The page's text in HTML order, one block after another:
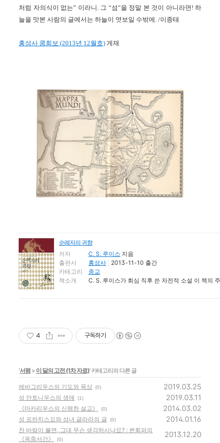
처럼 자의식이 없는” 이라니. 그 “섬”을 정말 본 것이 아니라면! 하
늘을 맛본 사람의 글에서는 하늘이 엿보일 수밖에. /이종태
홍성사 쿰회보 (2013년 12월호) 게재
순례자의 귀향
저자
C. S. 루이스 지음
출판사
홍성사
2013-11-10 출간
카테고리
종교
책소개
C. S. 루이스가 회심 직후 쓴 자전적 소설 이 책의
4 구독하기
'서평 > 이 달의 고전 (1차 자료)' 카테고리의 다른 글
에바그리우스의 기도와 묵상 (0) 2019.03.25
성 안토니우스의 생애 (1) 2019.03.11
《마카리우스의 신령한 설교》 (0) 2014.03.02
성 프란치스꼬와 성녀 글라라의 글 (0) 2014.01.16
찬 바람이 불면, 그대 무슨 생각하시나요? : 본회퍼의
《옥중서간》
(0)
2013.12.20